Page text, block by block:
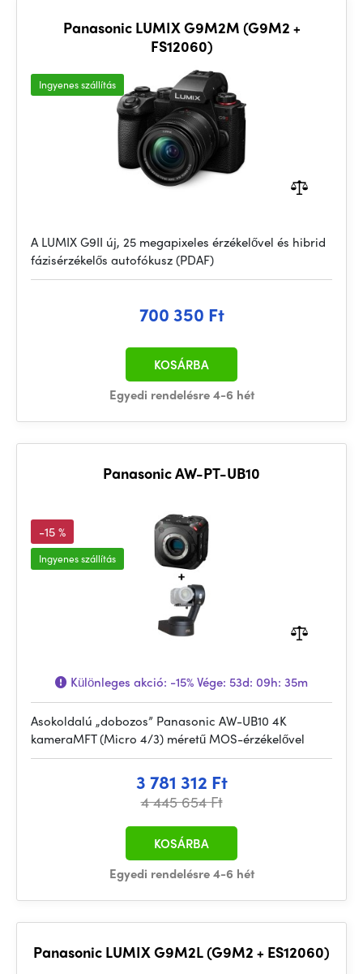
Panasonic LUMIX G9M2M (G9M2 +
FS12060)
Ingyenes szállítás
A LUMIX G9II új, 25 megapixeles érzékelővel és hibrid
fázisérzékelős autofókusz (PDAF)
700 350 Ft
Egyedi rendelésre 4-6 hét
KOSÁRBA
Panasonic AW-PT-UB10
-15 %
Ingyenes szállítás
Különleges akció: -15%Vége: 53d: 09h: 35m
Asokoldalú „dobozos” Panasonic AW-UB10 4K
kameraMFT (Micro 4/3) méretű MOS-érzékelővel
3 781 312 Ft
4 445 654 Ft
Egyedi rendelésre 4-6 hét
KOSÁRBA
Panasonic LUMIX G9M2L (G9M2 + ES12060)